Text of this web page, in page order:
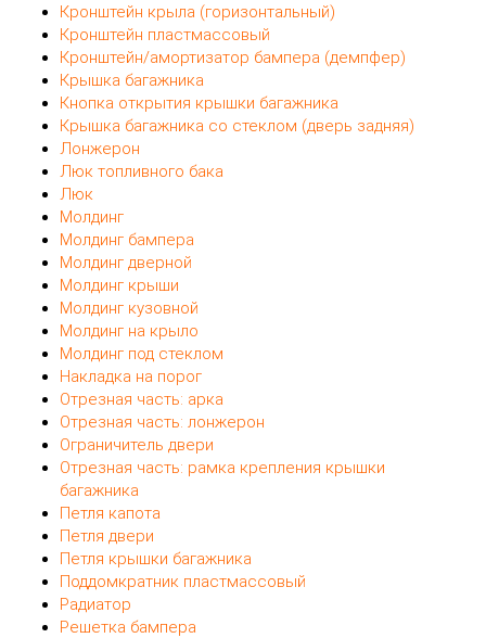
Кронштейн крыла (горизонтальный)
Кронштейн пластмассовый
Кронштейн/амортизатор бампера (демпфер)
Крышка багажника
Кнопка открытия крышки багажника
Крышка багажника со стеклом (дверь задняя)
Лонжерон
Люк топливного бака
Люк
Молдинг
Молдинг бампера
Молдинг дверной
Молдинг крыши
Молдинг кузовной
Молдинг на крыло
Молдинг под стеклом
Накладка на порог
Отрезная часть: арка
Отрезная часть: лонжерон
Ограничитель двери
Отрезная часть: рамка крепления крышки
багажника
Петля капота
Петля двери
Петля крышки багажника
Поддомкратник пластмассовый
Радиатор
Решетка бампера